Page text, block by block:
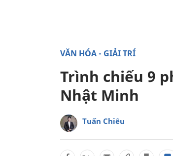
VĂN HÓA - GIẢI TRÍ
Trình chiếu 9
Nhật Minh
Tuấn Chiêu